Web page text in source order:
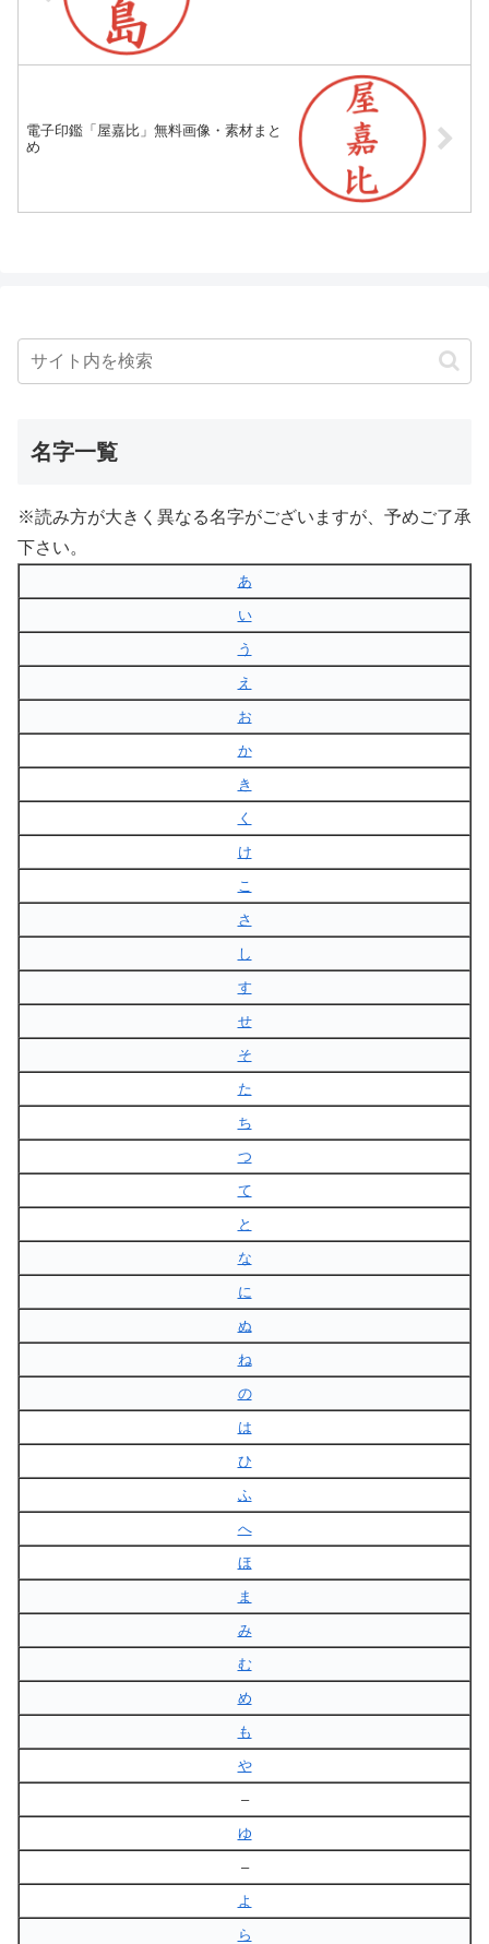
電子印鑑「屋嘉比」無料画像・素材まと
め
名字一覧
※読み方が大きく異なる名字がございますが、予めご了承
下さい。
あ
い
う
え
お
か
き
く
け
こ
さ
し
す
せ
そ
た
ち
つ
て
と
な
に
ぬ
ね
の
は
ひ
ふ
へ
ほ
ま
み
む
め
も
や
–
ゆ
–
よ
ら